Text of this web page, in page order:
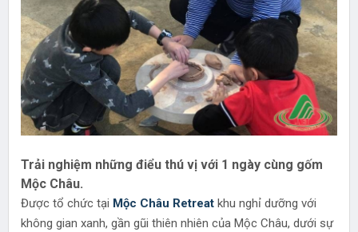
Trải nghiệm những điểu thú vị với 1 ngày cùng gốm
Mộc Châu.
Được tổ chức tại Mộc Châu Retreat khu nghỉ dưỡng với
không gian xanh, gần gũi thiên nhiên của Mộc Châu, dưới sự